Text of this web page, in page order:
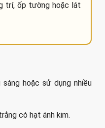
trí, ốp tường hoặc lát
sáng hoặc sử dụng nhiều
có hạt ánh kim.